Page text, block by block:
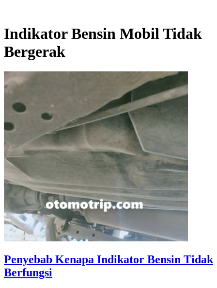
Indikator Bensin Mobil Tidak
Bergerak
Penyebab Kenapa Indikator Bensin Tidak
Berfungsi